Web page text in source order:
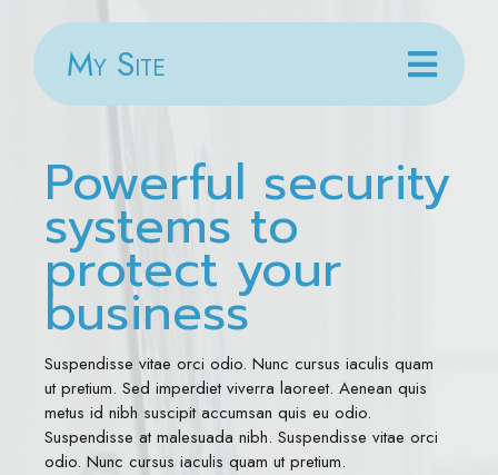
My Site
Powerful security
systems to
protect your
business
Suspendisse vitae orci odio. Nunc cursus iaculis quam
ut pretium. Sed imperdiet viverra laoreet. Aenean quis
metus id nibh suscipit accumsan quis eu odio.
Suspendisse at malesuada nibh. Suspendisse vitae orci
odio. Nunc cursus iaculis quam ut pretium.